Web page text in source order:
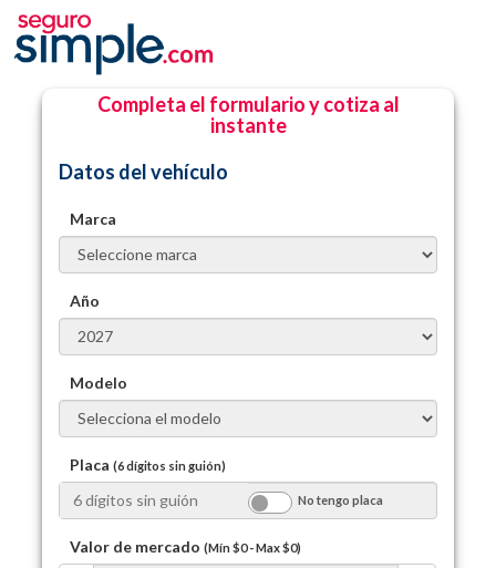
Completa el formulario y cotiza al
instante
Datos del vehículo
Marca
Año
Modelo
Placa(6 dígitos sin guión)
No tengo placa
Valor de mercado(Mín$0- Max$0)